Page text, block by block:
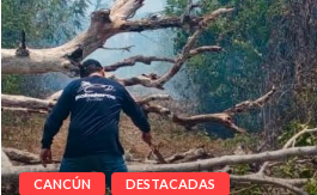
CANCÚN DESTACADAS